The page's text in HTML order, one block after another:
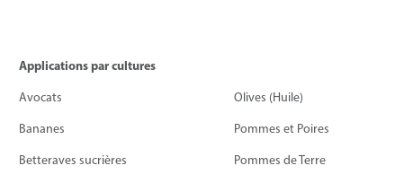
Applications par cultures
Avocats
Bananes
Betteraves sucrières
Olives (Huile)
Pommes et Poires
Pommes de Terre